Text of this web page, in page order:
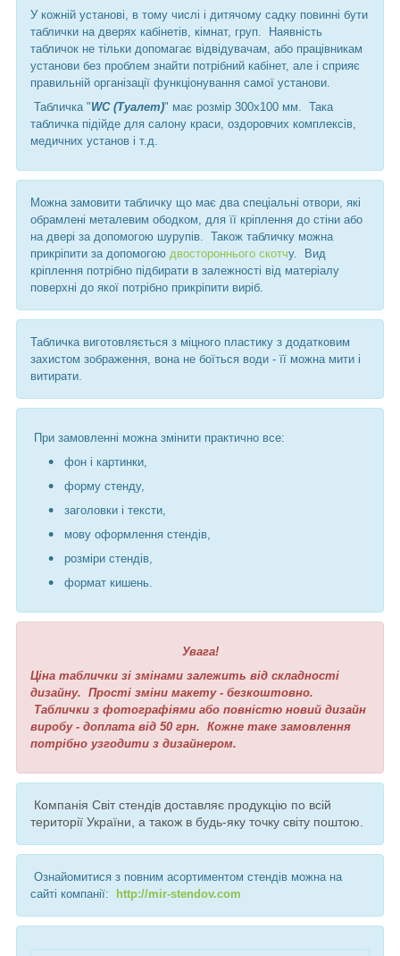
У кожній установі, в тому числі і дитячому садку повинні бути
таблички на дверях кабінетів, кімнат, груп. Наявність
табличок не тільки допомагає відвідувачам, або працівникам
установи без проблем знайти потрібний кабінет, але і сприяє
правильній організації функціонування самої установи.
Табличка "WC (Туалет)" має розмір 300х100 мм. Така
табличка підійде для салону краси, оздоровчих комплексів,
медичних установ і т.д.
Можна замовити табличку що має два спеціальні отвори, які
обрамлені металевим ободком, для її кріплення до стіни або
на двері за допомогою шурупів. Також табличку можна
прикріпити за допомогою двостороннього скотчу. Вид
кріплення потрібно підбирати в залежності від матеріалу
поверхні до якої потрібно прикріпити виріб.
Табличка виготовляється з міцного пластику з додатковим
захистом зображення, вона не боїться води - її можна мити і
витирати.
При замовленні можна змінити практично все:
фон і картинки,
форму стенду,
заголовки і тексти,
мову оформлення стендів,
розміри стендів,
формат кишень.
Увага!
Ціна таблички зі змінами залежить від складності
дизайну. Прості зміни макету - безкоштовно.
Таблички з фотографіями або повністю новий дизайн
виробу - доплата від 50 грн. Кожне таке замовлення
потрібно узгодити з дизайнером.
Компанія Світ стендів доставляє продукцію по всій
території України, а також в будь-яку точку світу поштою.
Ознайомитися з повним асортиментом стендів можна на
сайті компанії:
http://mir-stendov.com